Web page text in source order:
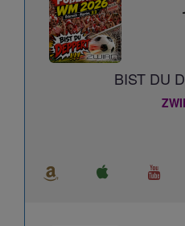
BIST DU